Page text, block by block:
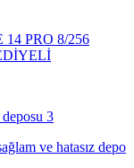
14 PRO 8/256
ve hatasız depo